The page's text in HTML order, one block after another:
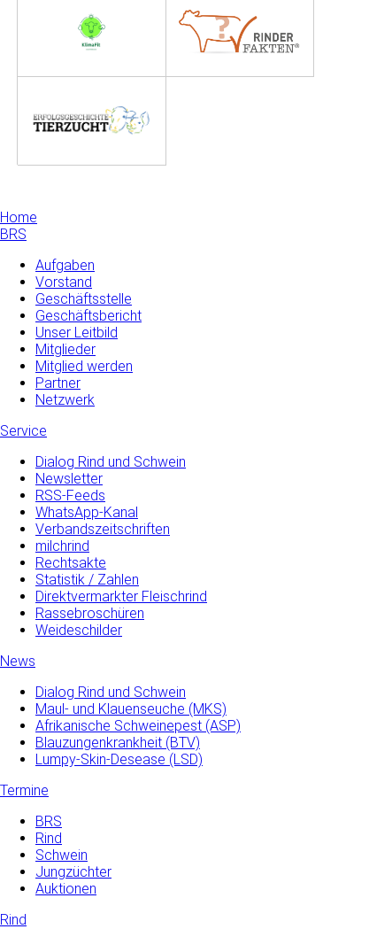
Home
BRS
Aufgaben
Vorstand
Geschäftsstelle
Geschäftsbericht
Unser Leitbild
Mitglieder
Mitglied werden
Partner
Netzwerk
Service
Dialog Rind und Schwein
Newsletter
RSS-Feeds
WhatsApp-Kanal
Verbandszeitschriften
milchrind
Rechtsakte
Statistik / Zahlen
Direktvermarkter Fleischrind
Rassebroschüren
Weideschilder
News
Dialog Rind und Schwein
Maul- und­ Klauenseuche­ (MKS)
Afrikanische Schweinepest (ASP)
Blauzungenkrankheit (BTV)
Lumpy-Skin-Desease (LSD)
Termine
BRS
Rind
Schwein
Jungzüchter
Auktionen
Rind